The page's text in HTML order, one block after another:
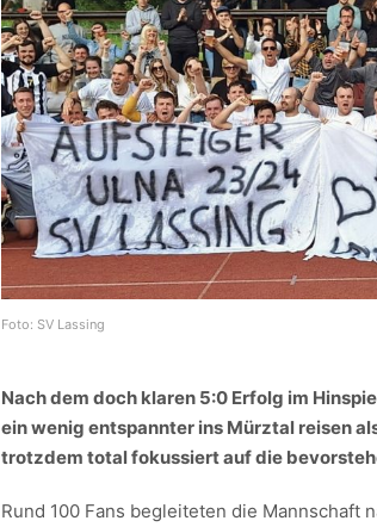
Foto: SV Lassing
Nach dem doch klaren 5:0 Erfolg im
ein wenig entspannter ins Mürztal reisen
trotzdem total fokussiert auf die
Rund 100 Fans begleiteten die Mannschaft